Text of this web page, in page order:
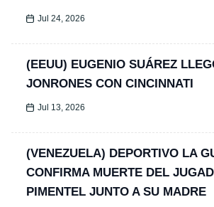
Jul 24, 2026
(EEUU) EUGENIO SUÁREZ
JONRONES CON CINCINNATI
Jul 13, 2026
(VENEZUELA) DEPORTIVO LA
CONFIRMA MUERTE DEL
PIMENTEL JUNTO A SU MADRE